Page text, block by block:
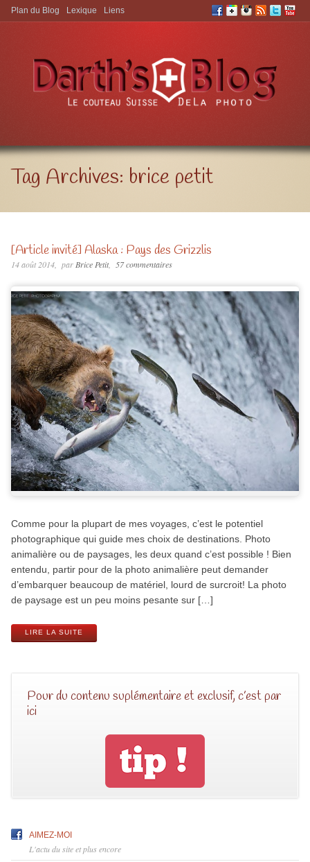
Aller à:
Plan du Blog Lexique Liens
Tag Archives: brice petit
[Article invité] Alaska : Pays des Grizzlis
14 août 2014 parBrice Petit 57 commentaires
Comme pour la plupart de mes voyages, c’est le potentiel
photographique qui guide mes choix de destinations. Photo
animalière ou de paysages, les deux quand c’est possible ! Bien
entendu, partir pour de la photo animalière peut demander
d’embarquer beaucoup de matériel, lourd de surcroit! La photo
de paysage est un peu moins pesante sur […]
LIRE LA SUITE
Pour du contenu suplémentaire et exclusif, c’est par
ici
AIMEZ-MOI
L'actu du site et plus encore